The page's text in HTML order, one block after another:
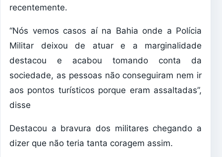
recentemente.
“Nós vemos casos aí na Bahia onde a Polícia
Militar deixou de atuar e a marginalidade
destacou e acabou tomando conta da
sociedade, as pessoas não conseguiram nem ir
aos pontos turísticos porque eram assaltadas”,
disse
Destacou a bravura dos militares chegando a
dizer que não teria tanta coragem assim.